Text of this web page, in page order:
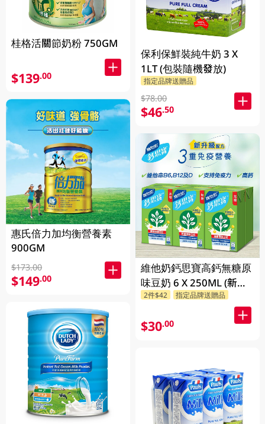
桂格活關節奶粉 750GM
$139.00
惠氏倍力加均衡營養素
900GM
$173.00
$149.00
保利保鮮裝純牛奶 3 X
1LT (包裝隨機發放)
指定品牌送贈品
$78.00
$46.50
維他奶鈣思寶高鈣無糖原
味豆奶 6 X 250ML (新舊
包裝隨機發貨)
2件$42 指定品牌送贈品
$30.00